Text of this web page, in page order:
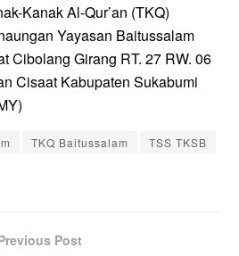
Kanak Al-Qur’an (TKQ)
Yayasan Baitussalam
Cibolang Girang RT. 27 RW. 06
Cisaat Kabupaten Sukabumi
TKQ Baitussalam
TSS TKSB
Post